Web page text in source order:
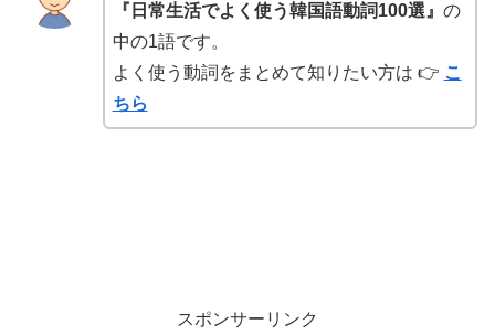
『日常生活でよく使う韓国語動詞100選』 の
中の1語です。
よく使う動詞をまとめて知りたい方は 👉 こ
ちら
スポンサーリンク